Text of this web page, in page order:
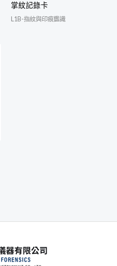
掌紋記錄卡
L1B-指紋與印痕鑑識